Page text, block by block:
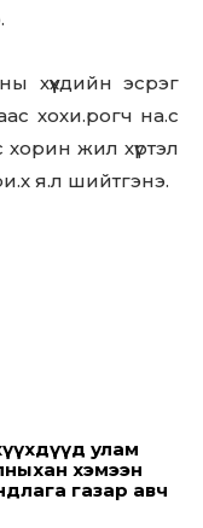
хүүхдийн эсрэг
хохи.рогч на.с
жил хүртэл
я.л шийтгэнэ.
улам
хэмээн
газар авч